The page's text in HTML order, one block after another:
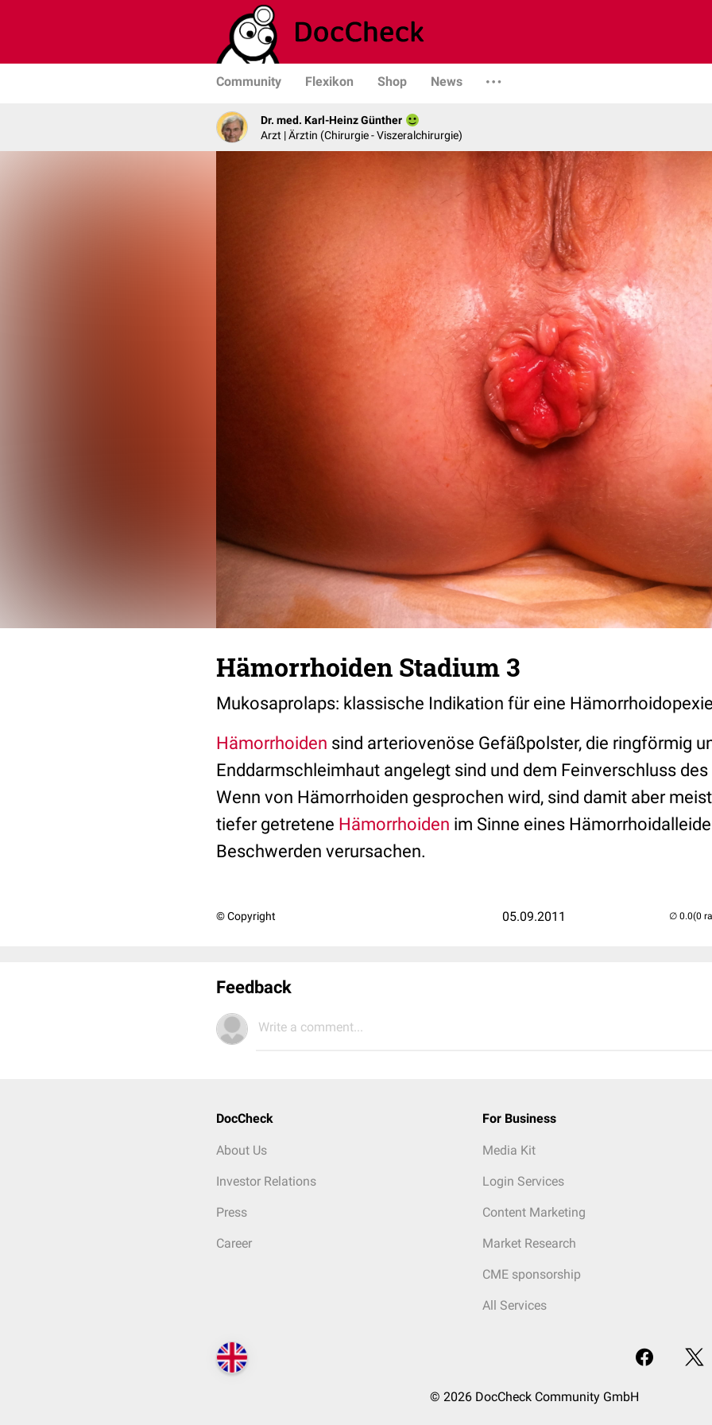
Community Flexikon Shop News
Dr. med. Karl-Heinz Günther
Arzt | Ärztin (Chirurgie - Viszeralchirurgie)
Hämorrhoiden Stadium 3
Mukosaprolaps: klassische Indikation für eine
Hämorrhoiden sind arteriovenöse Gefäßpolster, die ringförmig
Enddarmschleimhaut angelegt sind und dem Feinverschluss des
Wenn von Hämorrhoiden gesprochen wird, sind damit aber
tiefer getretene Hämorrhoiden im Sinne eines
Beschwerden verursachen.
© Copyright 05.09.2011 (0
Feedback
Write a comment...
DocCheck
About Us
Investor Relations
Press
Career
For Business
Media Kit
Login Services
Content Marketing
Market Research
CME sponsorship
All Services
© 2026 DocCheck Community GmbH